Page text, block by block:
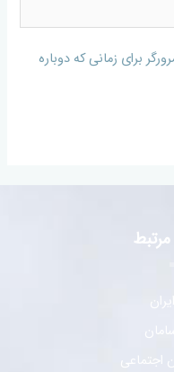
برای زمانی که دوباره
اجتماعی